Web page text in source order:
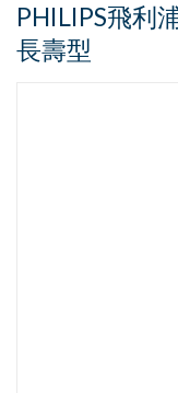
PHILIPS飛利
長壽型